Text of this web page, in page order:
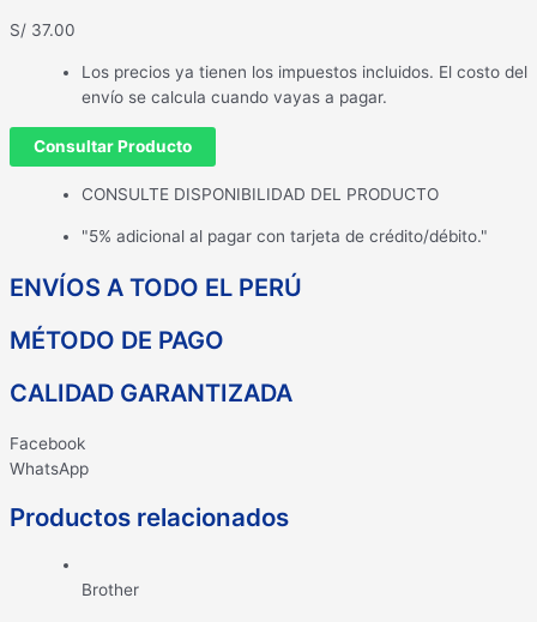
S/ 37.00
Los precios ya tienen los impuestos incluidos. El costo del
envío se calcula cuando vayas a pagar.
Consultar Producto
CONSULTE DISPONIBILIDAD DEL PRODUCTO
"5% adicional al pagar con tarjeta de crédito/débito."
ENVÍOS A TODO EL PERÚ
MÉTODO DE PAGO
CALIDAD GARANTIZADA
Facebook
WhatsApp
Productos relacionados
Brother